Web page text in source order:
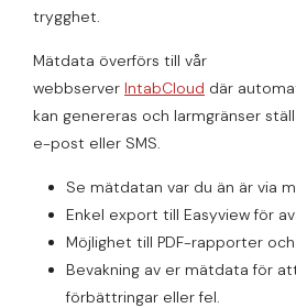
trygghet.
Mätdata överförs till vår
webbserver IntabCloud där
kan genereras och larmgränser
e-post eller SMS.
Se mätdatan var du än är via
Enkel export till Easyview för
Möjlighet till PDF-rapporter
Bevakning av er mätdata för
förbättringar eller fel.